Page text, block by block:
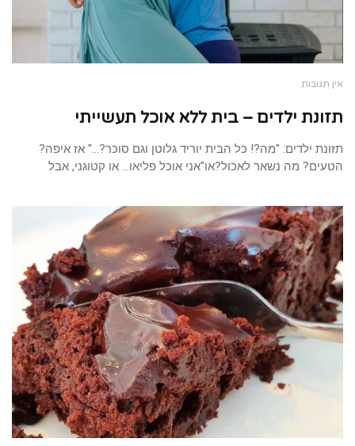
אין תגובות
תזונת ילדים – בית ללא אוכל תעשייתי
תזונת ילדים: "מה?! כל הבית יוריד גלוטן וגם סוכר?…" אז איפה?
הטעים? מה נשאר לאכול?או"אני אוכל פליאו… או קטוגני, אבל